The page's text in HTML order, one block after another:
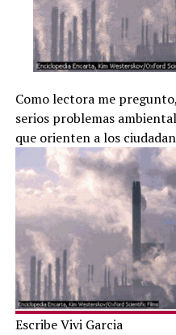
Como lectora me
serios problemas
que orienten a los
Escribe Vivi Garcia